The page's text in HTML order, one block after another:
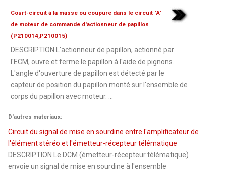
Court-circuit à la masse ou coupure dans le circuit "A"
de moteur de commande d'actionneur de papillon
(P210014,P210015)
DESCRIPTION L'actionneur de papillon, actionné par
l'ECM, ouvre et ferme le papillon à l'aide de pignons.
L'angle d'ouverture de papillon est détecté par le
capteur de position du papillon monté sur l'ensemble de
corps du papillon avec moteur. ...
D'autres materiaux:
Circuit du signal de mise en sourdine entre l'amplificateur de
l'élément stéréo et l'émetteur-récepteur télématique
DESCRIPTION Le DCM (émetteur-récepteur télématique)
envoie un signal de mise en sourdine à l'ensemble